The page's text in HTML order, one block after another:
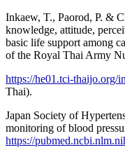
Inkaew, T., Paorod, P. &
knowledge, attitude,
basic life support among
of the Royal Thai Army
https://he01.tci-thaijo.org/
Thai).
Japan Society of
monitoring of blood
https://